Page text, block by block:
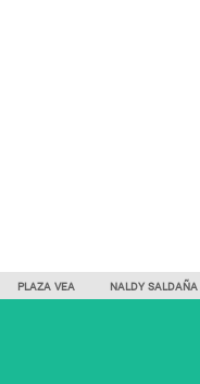
PLAZA VEA NALDY SALDAÑA